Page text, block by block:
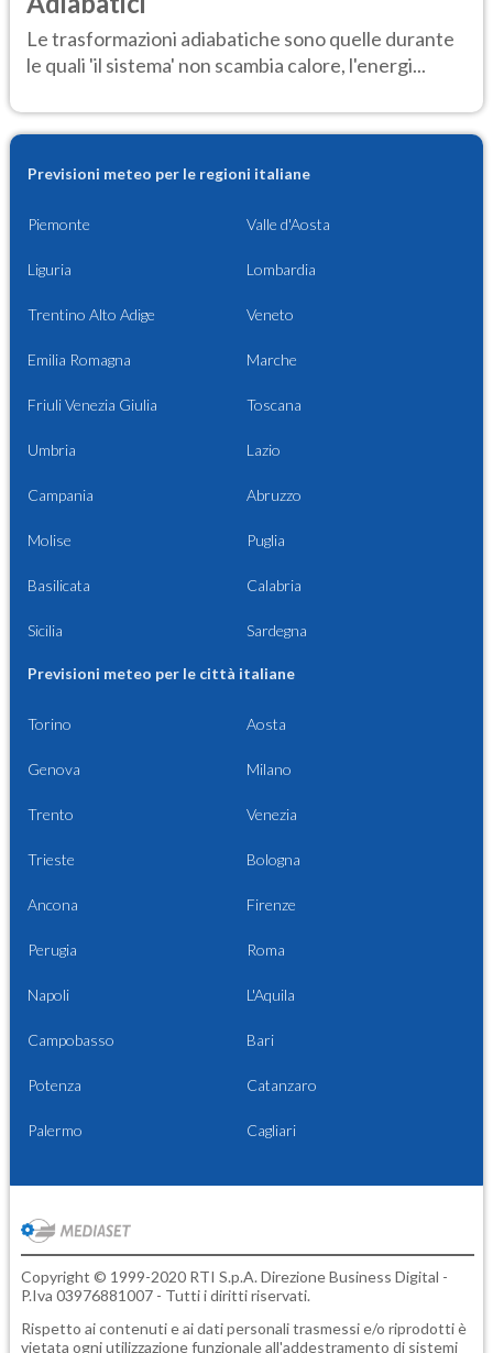
Le trasformazioni adiabatiche sono quelle durante
le quali 'il sistema' non scambia calore, l'energi...
Previsioni meteo per le regioni italiane
Piemonte Valle d'Aosta
Liguria Lombardia
Trentino Alto Adige Veneto
Emilia Romagna Marche
Friuli Venezia Giulia Toscana
Umbria Lazio
Campania Abruzzo
Molise Puglia
Basilicata Calabria
Sicilia Sardegna
Previsioni meteo per le città italiane
Torino Aosta
Genova Milano
Trento Venezia
Trieste Bologna
Ancona Firenze
Perugia Roma
Napoli L'Aquila
Campobasso Bari
Potenza Catanzaro
Palermo Cagliari
Copyright © 1999-2020 RTI S.p.A. Direzione Business Digital -
P.Iva 03976881007 - Tutti i diritti riservati.
Rispetto ai contenuti e ai dati personali trasmessi e/o riprodotti è
vietata ogni utilizzazione funzionale all'addestramento di sistemi